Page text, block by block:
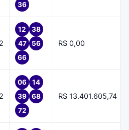
36
12
38
47
56
66
R$ 0,00
06
14
39
68
72
R$ 13.401.605,74